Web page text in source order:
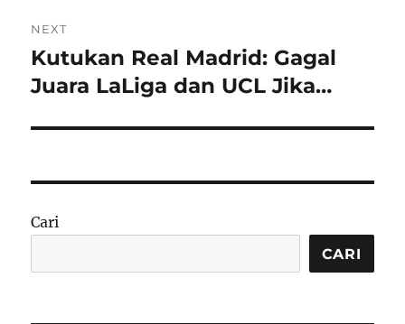
NEXT
Next
post:
Kutukan Real Madrid: Gagal
Juara LaLiga dan UCL Jika…
Cari
CARI